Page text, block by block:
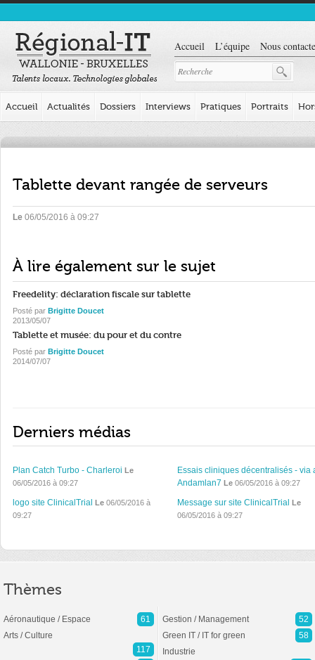
Accueil L’équipe Nous
Accueil Actualités Dossiers Interviews Pratiques Portraits
Tablette devant rangée de serveurs
Le 06/05/2016 à 09:27
À lire également sur le sujet
Freedelity: déclaration fiscale sur tablette
Posté par Brigitte Doucet
2013/05/07
Tablette et musée: du pour et du contre
Posté par Brigitte Doucet
2014/07/07
Derniers médias
Plan Catch Turbo - Charleroi Le
06/05/2016 à 09:27
Essais cliniques décentralisés - via
Andamlan7 Le06/05/2016 à 09:27
logo site ClinicalTrial Le 06/05/2016 à
09:27
Message sur site ClinicalTrial Le
06/05/2016 à 09:27
Thèmes
Aéronautique / Espace
61
Arts / Culture
117
Gestion / Management
52
Green IT / IT for green
58
Industrie